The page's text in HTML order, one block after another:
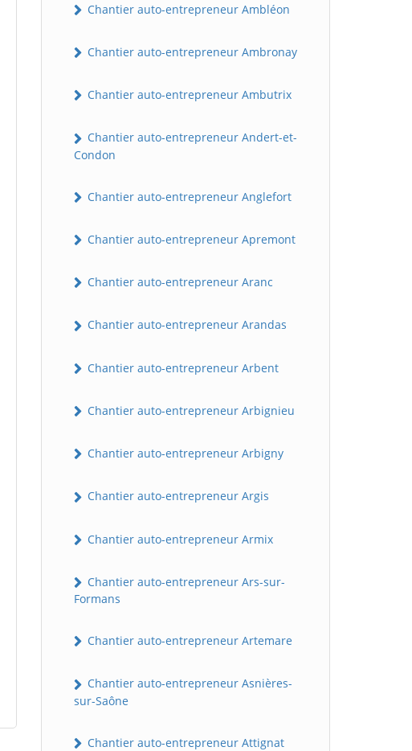
Chantier auto-entrepreneur Ambléon
Chantier auto-entrepreneur Ambronay
Chantier auto-entrepreneur Ambutrix
Chantier auto-entrepreneur Andert-et-
Condon
Chantier auto-entrepreneur Anglefort
Chantier auto-entrepreneur Apremont
Chantier auto-entrepreneur Aranc
Chantier auto-entrepreneur Arandas
Chantier auto-entrepreneur Arbent
Chantier auto-entrepreneur Arbignieu
Chantier auto-entrepreneur Arbigny
Chantier auto-entrepreneur Argis
Chantier auto-entrepreneur Armix
Chantier auto-entrepreneur Ars-sur-
Formans
Chantier auto-entrepreneur Artemare
Chantier auto-entrepreneur Asnières-
sur-Saône
Chantier auto-entrepreneur Attignat